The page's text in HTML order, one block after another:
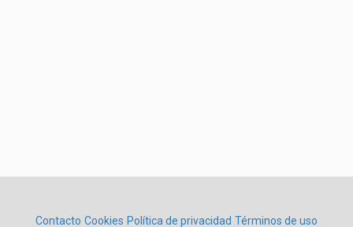
Contacto Cookies Política de privacidad Términos de uso